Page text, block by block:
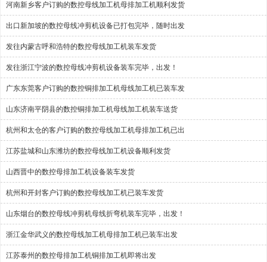
河南新乡客户订购的数控母线加工机母排加工机顺利发货
出口新加坡的数控母线冲剪机设备已打包完毕，随时出发
发往内蒙古呼和浩特的数控母线加工机装车发货
发往浙江宁波的数控母线冲剪机设备装车完毕，出发！
广东东莞客户订购的数控铜排加工机母线加工机已装车发
山东济南平阴县的数控铜排加工机母线加工机装车送货
杭州和太仓的客户订购的数控母线加工机母排加工机已出
江苏盐城和山东潍坊的数控母线加工机设备顺利发货
山西晋中的数控母排加工机设备装车发货
杭州和开封客户订购的数控母线加工机已装车发货
山东烟台的数控母线冲剪机母线折弯机装车完毕，出发！
浙江金华武义的数控母线加工机母排加工机已装车出发
江苏泰州的数控母排加工机铜排加工机即将出发